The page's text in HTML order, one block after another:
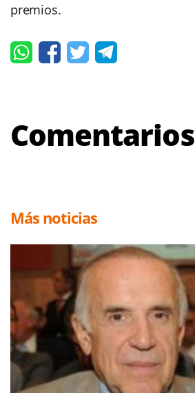
premios.
Comentarios
Más noticias